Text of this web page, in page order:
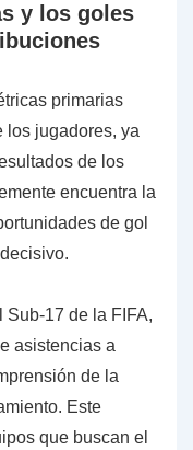
y los goles
primarias
los jugadores, ya
de los
encuentra la
de gol
Sub-17 de la FIFA,
asistencias a
de la
Este
que buscan el